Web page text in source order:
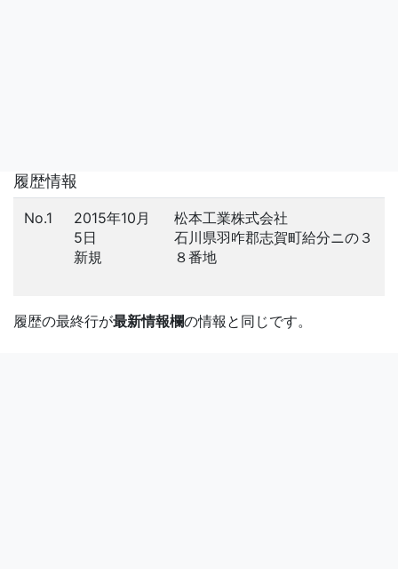
履歴情報
No.1
2015年10月
5日
新規
松本工業株式会社
石川県羽咋郡志賀町給分ニの３
８番地
履歴の最終行が最新情報欄の情報と同じです。